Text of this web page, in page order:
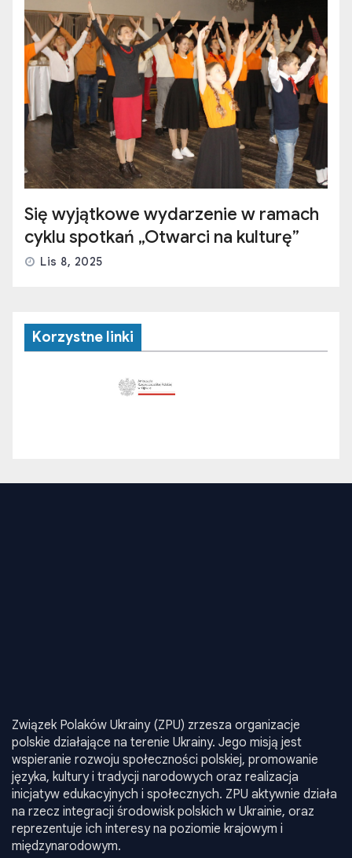
Się wyjątkowe wydarzenie w ramach
cyklu spotkań „Otwarci na kulturę”
Lis 8, 2025
Korzystne linki
Związek Polaków Ukrainy (ZPU) zrzesza organizacje
polskie działające na terenie Ukrainy. Jego misją jest
wspieranie rozwoju społeczności polskiej, promowanie
języka, kultury i tradycji narodowych oraz realizacja
inicjatyw edukacyjnych i społecznych. ZPU aktywnie działa
na rzecz integracji środowisk polskich w Ukrainie, oraz
reprezentuje ich interesy na poziomie krajowym i
międzynarodowym.